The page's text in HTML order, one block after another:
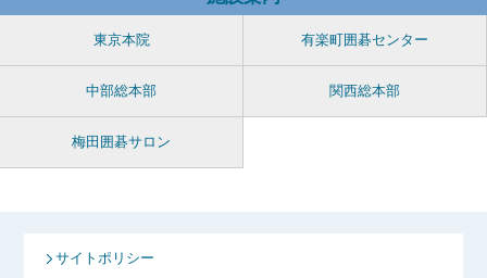
東京本院 有楽町囲碁センター
中部総本部 関西総本部
梅田囲碁サロン
サイトポリシー